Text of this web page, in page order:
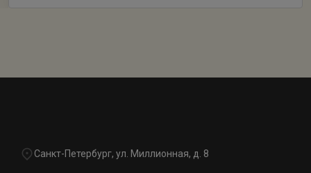
Санкт-Петербург, ул. Миллионная, д. 8